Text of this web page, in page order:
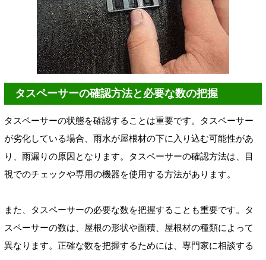
タスペーサーの確認方法と必要な数の把握
タスペーサーの状態を確認することは重要です。タスペーサー
が劣化している場合、雨水が屋根材の下に入り込む可能性があ
り、雨漏りの原因となります。タスペーサーの確認方法は、目
視でのチェックや専用の機器を使用する方法があります。
また、タスペーサーの必要な数を把握することも重要です。タ
スペーサーの数は、屋根の形状や面積、屋根材の種類によって
異なります。正確な数を把握するためには、専門家に相談する